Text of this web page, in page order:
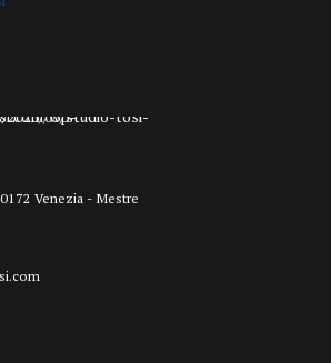
Venezia - Mestre